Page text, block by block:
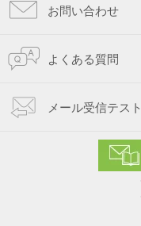
お問い合わせ
よくある質問
メール受信テスト